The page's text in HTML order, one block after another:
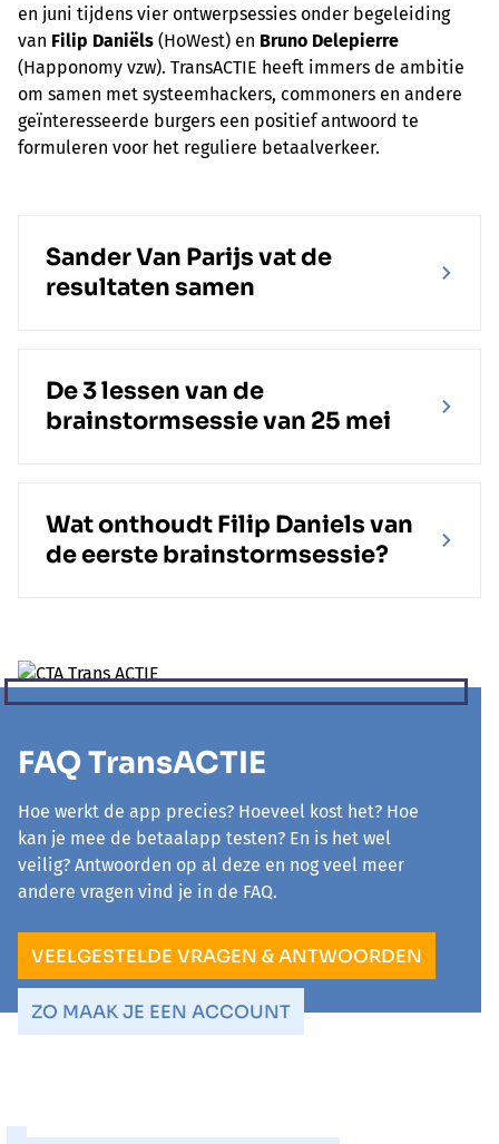
en juni tijdens vier ontwerpsessies onder begeleiding
van Filip Daniëls (HoWest) en Bruno Delepierre
(Happonomy vzw). TransACTIE heeft immers de ambitie
om samen met systeemhackers, commoners en andere
geïnteresseerde burgers een positief antwoord te
formuleren voor het reguliere betaalverkeer.
Sander Van Parijs vat de
resultaten samen
De 3 lessen van de
brainstormsessie van 25 mei
Wat onthoudt Filip Daniels van
de eerste brainstormsessie?
FAQ TransACTIE
Hoe werkt de app precies? Hoeveel kost het? Hoe
kan je mee de betaalapp testen? En is het wel
veilig? Antwoorden op al deze en nog veel meer
andere vragen vind je in de FAQ.
VEELGESTELDE VRAGEN & ANTWOORDEN
ZO MAAK JE EEN ACCOUNT